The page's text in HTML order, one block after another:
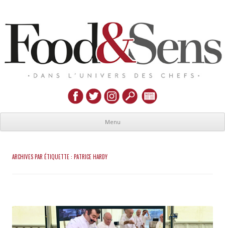
Menu
ARCHIVES PAR ÉTIQUETTE : PATRICE HARDY